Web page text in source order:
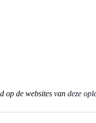
op de websites van deze